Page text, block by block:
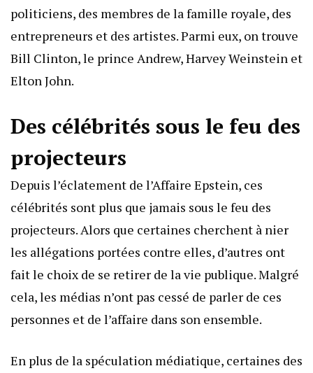
politiciens, des membres de la famille royale, des
entrepreneurs et des artistes. Parmi eux, on trouve
Bill Clinton, le prince Andrew, Harvey Weinstein et
Elton John.
Des célébrités sous le feu des
projecteurs
Depuis l’éclatement de l’Affaire Epstein, ces
célébrités sont plus que jamais sous le feu des
projecteurs. Alors que certaines cherchent à nier
les allégations portées contre elles, d’autres ont
fait le choix de se retirer de la vie publique. Malgré
cela, les médias n’ont pas cessé de parler de ces
personnes et de l’affaire dans son ensemble.
En plus de la spéculation médiatique, certaines des